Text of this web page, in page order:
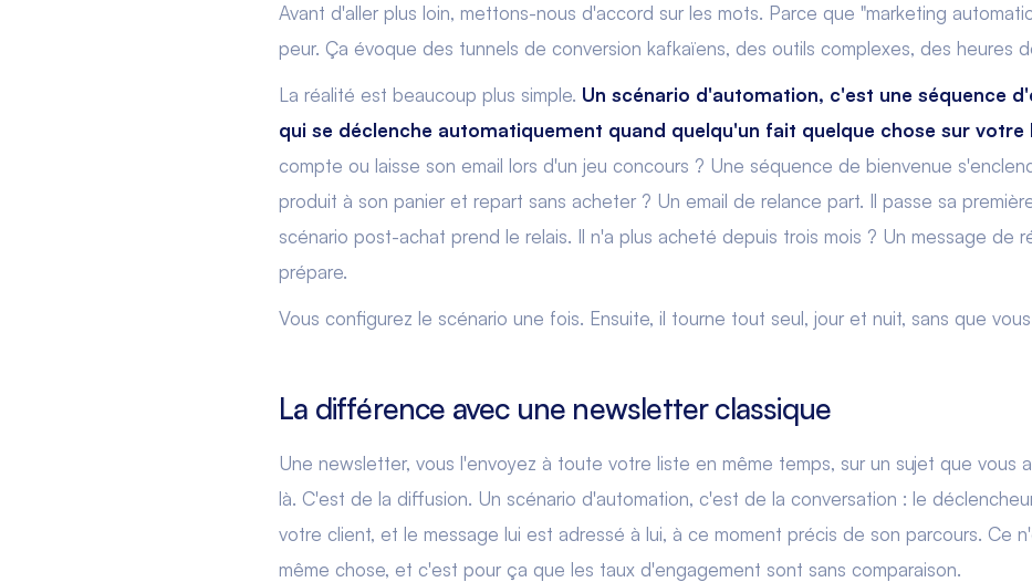
Avant d'aller plus loin, mettons-nous d'accord sur les mots. Parce que "marketing
peur. Ça évoque des tunnels de conversion kafkaïens, des outils complexes, des heures
La réalité est beaucoup plus simple. Un scénario d'automation, c'est une séquence
qui se déclenche automatiquement quand quelqu'un fait quelque chose sur votre
compte ou laisse son email lors d'un jeu concours ? Une séquence de bienvenue
produit à son panier et repart sans acheter ? Un email de relance part. Il passe sa
scénario post-achat prend le relais. Il n'a plus acheté depuis trois mois ? Un message de
prépare.
Vous configurez le scénario une fois. Ensuite, il tourne tout seul, jour et nuit, sans que
La différence avec une newsletter classique
Une newsletter, vous l'envoyez à toute votre liste en même temps, sur un sujet que vous
là. C'est de la diffusion. Un scénario d'automation, c'est de la conversation : le
votre client, et le message lui est adressé à lui, à ce moment précis de son parcours. Ce
même chose, et c'est pour ça que les taux d'engagement sont sans comparaison.